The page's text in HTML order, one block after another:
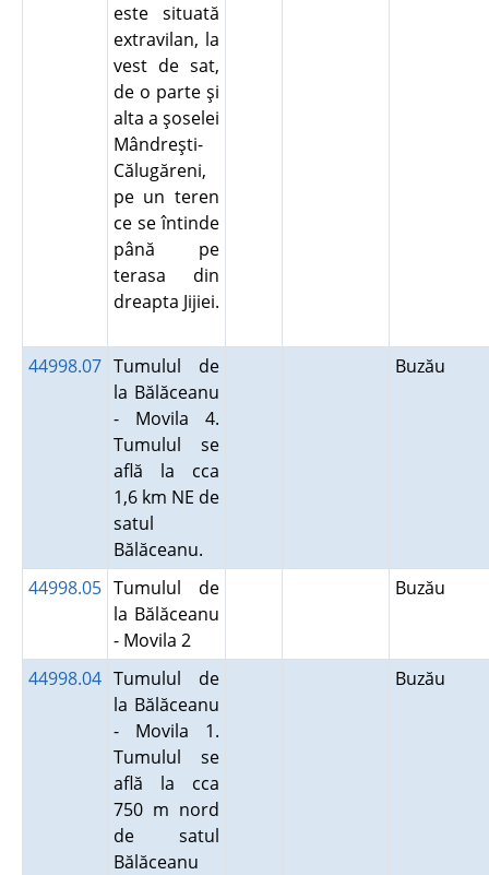
este situată
extravilan, la
vest de sat,
de o parte şi
alta a şoselei
Mândreşti-
Călugăreni,
pe un teren
ce se întinde
până pe
terasa din
dreapta Jijiei.
44998.07 Tumulul de
la Bălăceanu
- Movila 4.
Tumulul se
află la cca
1,6 km NE de
satul
Bălăceanu.
Buzău
44998.05 Tumulul de
la Bălăceanu
- Movila 2
Buzău
44998.04 Tumulul de
la Bălăceanu
- Movila 1.
Tumulul se
află la cca
750 m nord
de satul
Bălăceanu
Buzău